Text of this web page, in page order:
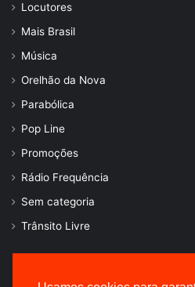
Locutores
Mais Brasil
Música
Orelhão da Nova
Parabólica
Pop Line
Promoções
Rádio Frequência
Sem categoria
Trânsito Livre